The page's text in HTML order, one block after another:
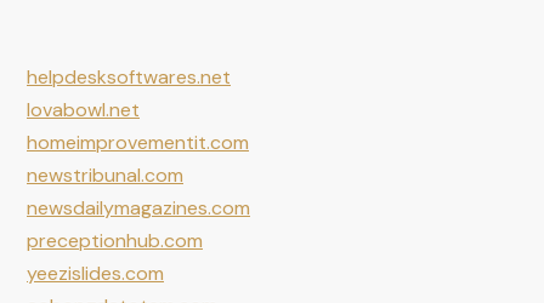
helpdesksoftwares.net
lovabowl.net
homeimprovementit.com
newstribunal.com
newsdailymagazines.com
preceptionhub.com
yeezislides.com